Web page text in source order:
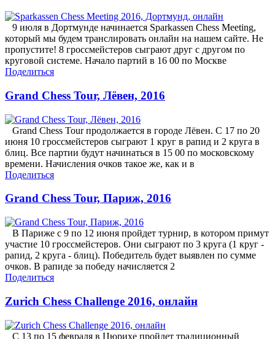
9 июля в Дортмунде начинается Sparkassen Chess Meeting,
который мы будем транслировать онлайн на нашем сайте. Не
пропустите! 8 гроссмейстеров сыграют друг с другом по
круговой системе. Начало партий в 16 00 по Москве
Поделиться
Grand Chess Tour, Лёвен, 2016
Grand Chess Tour продолжается в городе Лёвен. С 17 по 20
июня 10 гроссмейстеров сыграют 1 круг в рапид и 2 круга в
блиц. Все партии будут начинаться в 15 00 по московскому
времени. Начисления очков такое же, как и в
Поделиться
Grand Chess Tour, Париж, 2016
В Париже с 9 по 12 июня пройдет турнир, в котором примут
участие 10 гроссмейстеров. Они сыграют по 3 круга (1 круг -
рапид, 2 круга - блиц). Победитель будет выявлен по сумме
очков. В рапиде за победу начисляется 2
Поделиться
Zurich Chess Challenge 2016, онлайн
С 13 по 15 февраля в Цюрихе пройдет традиционный